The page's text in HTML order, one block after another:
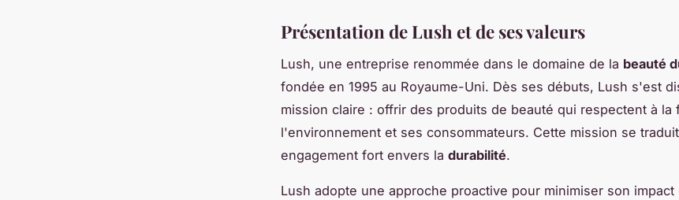
Présentation de Lush et de ses valeurs
Lush, une entreprise renommée dans le domaine de la beauté
fondée en 1995 au Royaume-Uni. Dès ses débuts, Lush s'est
mission claire : offrir des produits de beauté qui respectent à la
l'environnement et ses consommateurs. Cette mission se
engagement fort envers la durabilité.
Lush adopte une approche proactive pour minimiser son impact